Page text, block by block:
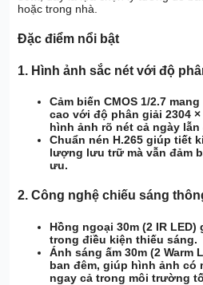
hoặc trong nhà.
Đặc điểm nổi bật
1. Hình ảnh sắc nét với độ
Cảm biến CMOS 1/2.7
cao vớiđộ phân giải 2304 ×
hình ảnh rõ nét cả ngày lẫn
Chuẩn nén H.265 giúp tiết
lượng lưu trữ mà vẫn đảm
ưu.
2.Công nghệ chiếu sáng
Hồng ngoại 30m (2 IR LED)
trong điều kiện thiếu sáng.
Ánh sáng ấm 30m (2 Warm
ban đêm, giúp hình ảnh có
ngay cả trong môi trường